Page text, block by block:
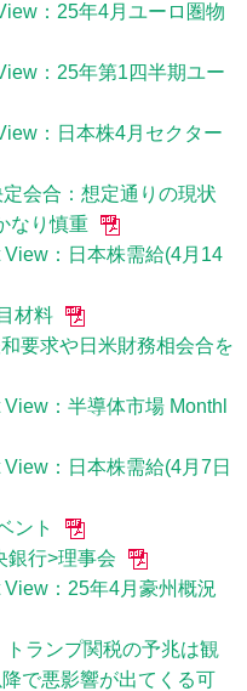
：25年4月ユーロ圏物
：25年第1四半期ユー
：日本株4月セクター
会合：想定通りの現状
なり慎重
：日本株需給(4月14
材料
要求や日米財務相会合を
：半導体市場 Monthl
：日本株需給(4月7日
ント
銀行>理事会
：25年4月豪州概況
ランプ関税の予兆は観
で悪影響が出てくる可